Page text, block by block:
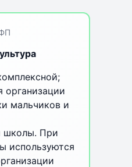
организации
мальчиков и
школы. При
используются